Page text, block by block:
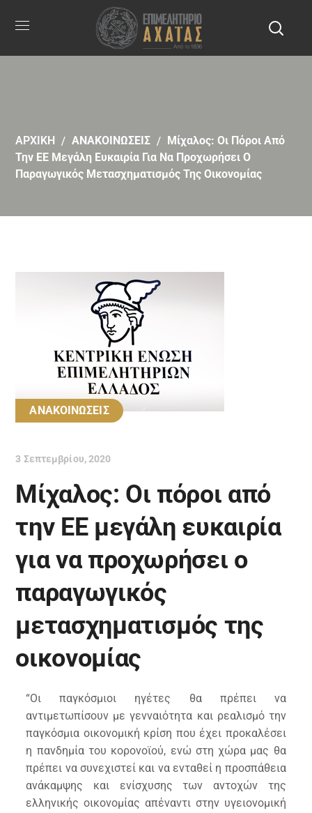
ΑΡΧΙΚΗ ΑΝΑΚΟΙΝΩΣΕΙΣ
Μίχαλος: Οι Πόροι Από
Την ΕΕ Μεγάλη Ευκαιρία Για Να Προχωρήσει Ο
Παραγωγικός Μετασχηματισμός Της Οικονομίας
ΑΝΑΚΟΙΝΩΣΕΙΣ
3 Σεπτεμβρίου, 2020
Μίχαλος: Οι πόροι από
την ΕΕ μεγάλη ευκαιρία
για να προχωρήσει ο
παραγωγικός
μετασχηματισμός της
οικονομίας
“Οι παγκόσμιοι ηγέτες θα πρέπει να
αντιμετωπίσουν με γενναιότητα και ρεαλισμό την
παγκόσμια οικονομική κρίση που έχει προκαλέσει
η πανδημία του κορονοϊού, ενώ στη χώρα μας θα
πρέπει να συνεχιστεί και να ενταθεί η προσπάθεια
ανάκαμψης και ενίσχυσης των αντοχών της
ελληνικής οικονομίας απέναντι στην υγειονομική